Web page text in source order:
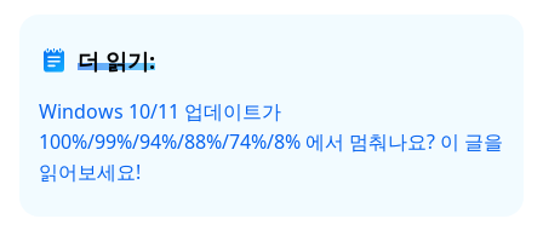
더 읽기:
Windows 10/11 업데이트가
100%/99%/94%/88%/74%/8% 에서 멈춰나요? 이 글을
읽어보세요!